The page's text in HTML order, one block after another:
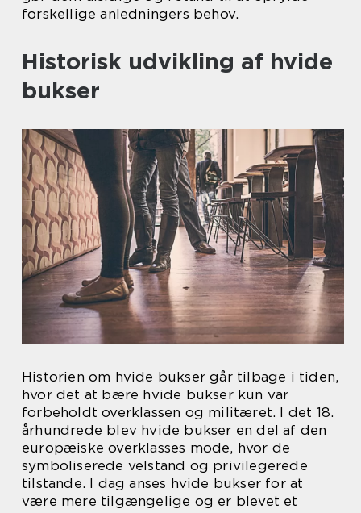
forskellige anledningers behov.
Historisk udvikling af hvide
bukser
Historien om hvide bukser går tilbage i tiden,
hvor det at bære hvide bukser kun var
forbeholdt overklassen og militæret. I det 18.
århundrede blev hvide bukser en del af den
europæiske overklasses mode, hvor de
symboliserede velstand og privilegerede
tilstande. I dag anses hvide bukser for at
være mere tilgængelige og er blevet et